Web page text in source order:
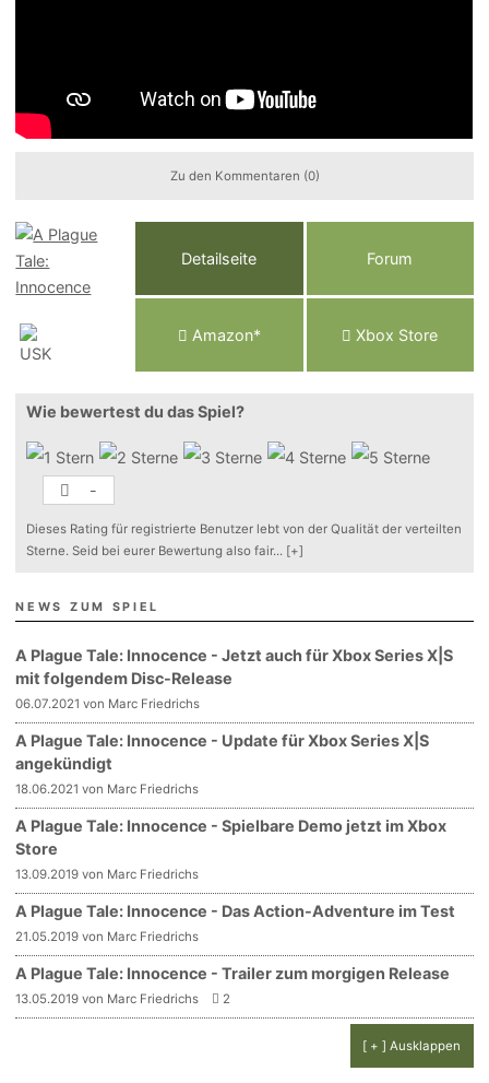
Zu den Kommentaren (0)
Detailseite Forum
Amazon* Xbox Store
Wie bewertest du das Spiel?
-
Dieses Rating für registrierte Benutzer lebt von der Qualität der verteilten
Sterne. Seid bei eurer Bewertung also fair... [+]
NEWS ZUM SPIEL
A Plague Tale: Innocence - Jetzt auch für Xbox Series X|S
mit folgendem Disc-Release
06.07.2021 von Marc Friedrichs
A Plague Tale: Innocence - Update für Xbox Series X|S
angekündigt
18.06.2021 von Marc Friedrichs
A Plague Tale: Innocence - Spielbare Demo jetzt im Xbox
Store
13.09.2019 von Marc Friedrichs
A Plague Tale: Innocence - Das Action-Adventure im Test
21.05.2019 von Marc Friedrichs
A Plague Tale: Innocence - Trailer zum morgigen Release
13.05.2019 von Marc Friedrichs 2
[ + ] Ausklappen